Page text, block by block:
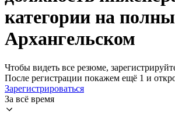
категории на
Архангельском
Чтобы видеть все резюме,
После регистрации покажем ещё 1 и
Зарегистрироваться
За всё время